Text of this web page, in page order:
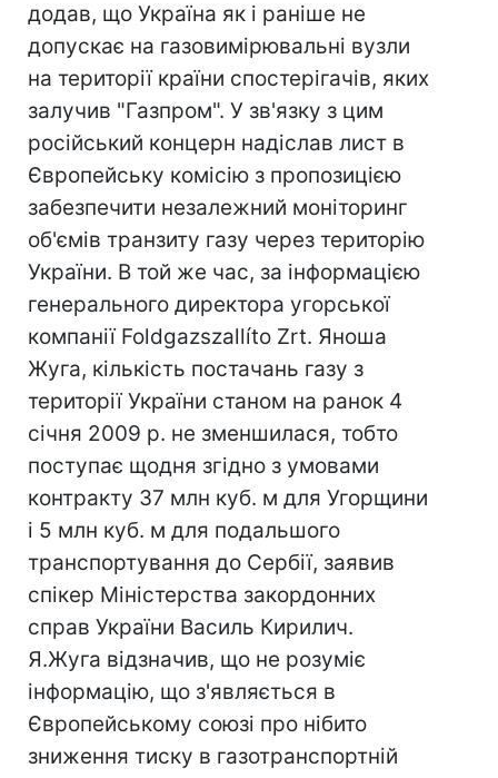
додав, що Україна як і раніше не
допускає на газовимірювальні вузли
на території країни спостерігачів, яких
залучив "Газпром". У зв'язку з цим
російський концерн надіслав лист в
Європейську комісію з пропозицією
забезпечити незалежний моніторинг
об'ємів транзиту газу через територію
України. В той же час, за інформацією
генерального директора угорської
компанії Foldgazszallíto Zrt. Яноша
Жуга, кількість постачань газу з
території України станом на ранок 4
січня 2009 р. не зменшилася, тобто
поступає щодня згідно з умовами
контракту 37 млн куб. м для Угорщини
і 5 млн куб. м для подальшого
транспортування до Сербії, заявив
спікер Міністерства закордонних
справ України Василь Кирилич.
Я.Жуга відзначив, що не розуміє
інформацію, що з'являється в
Європейському союзі про нібито
зниження тиску в газотранспортній